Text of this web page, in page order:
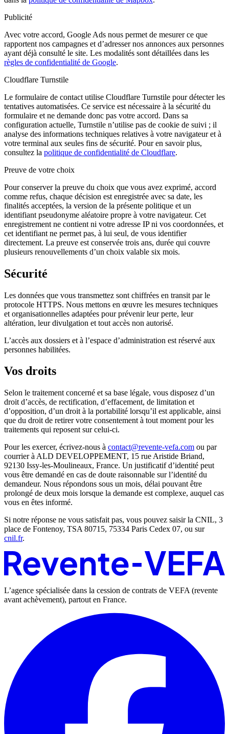
Publicité
Avec votre accord, Google Ads nous permet de mesurer ce que
rapportent nos campagnes et d’adresser nos annonces aux personnes
ayant déjà consulté le site. Les modalités sont détaillées dans les
règles de confidentialité de Google.
Cloudflare Turnstile
Le formulaire de contact utilise Cloudflare Turnstile pour détecter les
tentatives automatisées. Ce service est nécessaire à la sécurité du
formulaire et ne demande donc pas votre accord. Dans sa
configuration actuelle, Turnstile n’utilise pas de cookie de suivi ; il
analyse des informations techniques relatives à votre navigateur et à
votre terminal aux seules fins de sécurité. Pour en savoir plus,
consultez la politique de confidentialité de Cloudflare.
Preuve de votre choix
Pour conserver la preuve du choix que vous avez exprimé, accord
comme refus, chaque décision est enregistrée avec sa date, les
finalités acceptées, la version de la présente politique et un
identifiant pseudonyme aléatoire propre à votre navigateur. Cet
enregistrement ne contient ni votre adresse IP ni vos coordonnées, et
cet identifiant ne permet pas, à lui seul, de vous identifier
directement. La preuve est conservée trois ans, durée qui couvre
plusieurs renouvellements d’un choix valable six mois.
Sécurité
Les données que vous transmettez sont chiffrées en transit par le
protocole HTTPS. Nous mettons en œuvre les mesures techniques
et organisationnelles adaptées pour prévenir leur perte, leur
altération, leur divulgation et tout accès non autorisé.
L’accès aux dossiers et à l’espace d’administration est réservé aux
personnes habilitées.
Vos droits
Selon le traitement concerné et sa base légale, vous disposez d’un
droit d’accès, de rectification, d’effacement, de limitation et
d’opposition, d’un droit à la portabilité lorsqu’il est applicable, ainsi
que du droit de retirer votre consentement à tout moment pour les
traitements qui reposent sur celui-ci.
Pour les exercer, écrivez-nous à contact@revente-vefa.com ou par
courrier à ALD DEVELOPPEMENT, 15 rue Aristide Briand,
92130 Issy-les-Moulineaux, France. Un justificatif d’identité peut
vous être demandé en cas de doute raisonnable sur l’identité du
demandeur. Nous répondons sous un mois, délai pouvant être
prolongé de deux mois lorsque la demande est complexe, auquel cas
vous en êtes informé.
Si notre réponse ne vous satisfait pas, vous pouvez saisir la CNIL, 3
place de Fontenoy, TSA 80715, 75334 Paris Cedex 07, ou sur
cnil.fr.
L’agence spécialisée dans la cession de contrats de VEFA (revente
avant achèvement), partout en France.